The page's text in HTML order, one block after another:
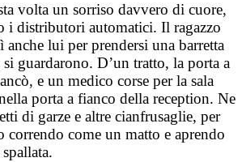
volta un sorriso davvero di cuore,
i distributori automatici. Il ragazzo
anche lui per prendersi una barretta
guardarono. D’un tratto, la porta a
e un medico corse per la sala
porta a fianco della reception. Ne
di garze e altre cianfrusaglie, per
correndo come un matto e aprendo